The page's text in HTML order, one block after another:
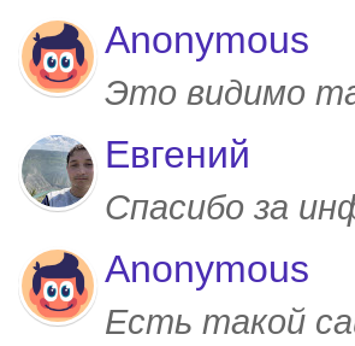
Anonymous
Это видимо
Евгений
Спасибо за
Anonymous
Есть такой